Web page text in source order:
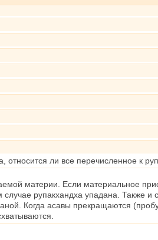
относится ли все перечисленное к
материи. Если материальное
рупакхандха упадана. Также и
Когда асавы прекращаются